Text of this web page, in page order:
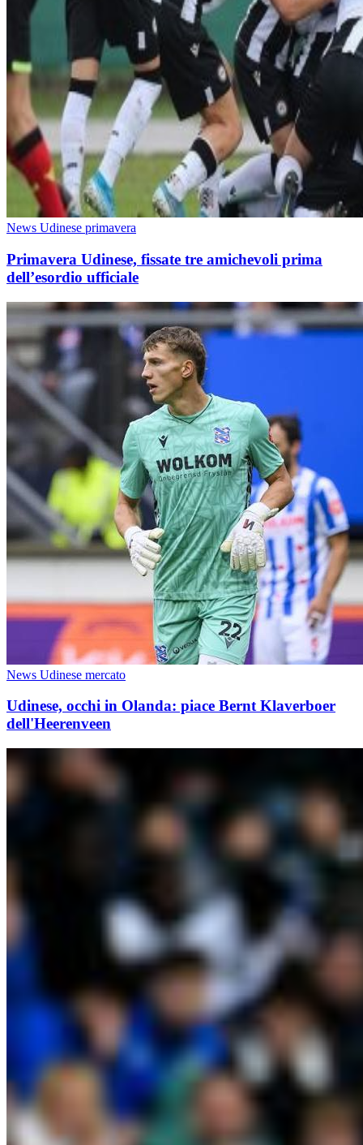
News Udinese primavera
Primavera Udinese, fissate tre amichevoli prima
dell’esordio ufficiale
News Udinese mercato
Udinese, occhi in Olanda: piace Bernt Klaverboer
dell'Heerenveen